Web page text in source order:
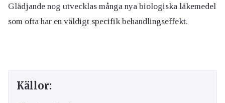
Glädjande nog utvecklas många nya biologiska läkemedel
som ofta har en väldigt specifik behandlingseffekt.
Källor: